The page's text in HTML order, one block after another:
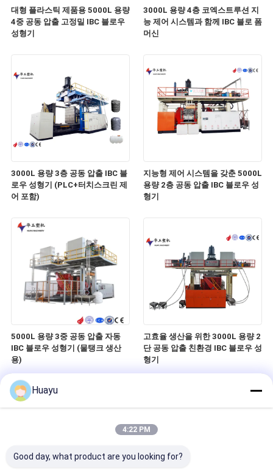
대형 플라스틱 제품용 5000L 용량
4중 공동 압출 고정밀 IBC 블로우
성형기
3000L 용량 4층 코엑스트루션 지
능 제어 시스템과 함께 IBC 블로 폼
머신
3000L 용량 3층 공동 압출 IBC 블
로우 성형기 (PLC+터치스크린 제
어 포함)
지능형 제어 시스템을 갖춘 5000L
용량 2층 공동 압출 IBC 블로우 성
형기
5000L 용량 3중 공동 압출 자동
IBC 블로우 성형기 (물탱크 생산
용)
고효율 생산을 위한 3000L 용량 2
단 공동 압출 친환경 IBC 블로우 성
형기
Huayu
4:22 PM
Good day, what product are you looking for?